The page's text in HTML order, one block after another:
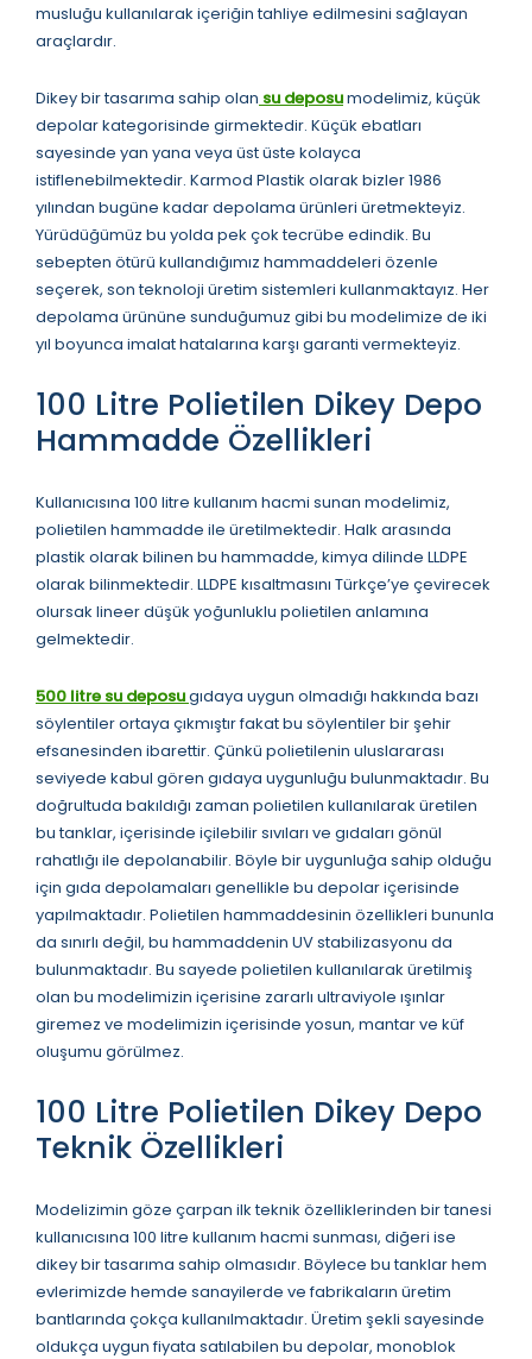
musluğu kullanılarak içeriğin tahliye edilmesini sağlayan
araçlardır.
Dikey bir tasarıma sahip olan su deposumodelimiz, küçük
depolar kategorisinde girmektedir. Küçük ebatları
sayesinde yan yana veya üst üste kolayca
istiflenebilmektedir. Karmod Plastik olarak bizler 1986
yılından bugüne kadar depolama ürünleri üretmekteyiz.
Yürüdüğümüz bu yolda pek çok tecrübe edindik. Bu
sebepten ötürü kullandığımız hammaddeleri özenle
seçerek, son teknoloji üretim sistemleri kullanmaktayız. Her
depolama ürününe sunduğumuz gibi bu modelimize de iki
yıl boyunca imalat hatalarına karşı garanti vermekteyiz.
100 Litre Polietilen Dikey Depo
Hammadde Özellikleri
Kullanıcısına 100 litre kullanım hacmi sunan modelimiz,
polietilen hammadde ile üretilmektedir. Halk arasında
plastik olarak bilinen bu hammadde, kimya dilinde LLDPE
olarak bilinmektedir. LLDPE kısaltmasını Türkçe’ye çevirecek
olursak lineer düşük yoğunluklu polietilen anlamına
gelmektedir.
500 litre su deposugıdaya uygun olmadığı hakkında bazı
söylentiler ortaya çıkmıştır fakat bu söylentiler bir şehir
efsanesinden ibarettir. Çünkü polietilenin uluslararası
seviyede kabul gören gıdaya uygunluğu bulunmaktadır. Bu
doğrultuda bakıldığı zaman polietilen kullanılarak üretilen
bu tanklar, içerisinde içilebilir sıvıları ve gıdaları gönül
rahatlığı ile depolanabilir. Böyle bir uygunluğa sahip olduğu
için gıda depolamaları genellikle bu depolar içerisinde
yapılmaktadır. Polietilen hammaddesinin özellikleri bununla
da sınırlı değil, bu hammaddenin UV stabilizasyonu da
bulunmaktadır. Bu sayede polietilen kullanılarak üretilmiş
olan bu modelimizin içerisine zararlı ultraviyole ışınlar
giremez ve modelimizin içerisinde yosun, mantar ve küf
oluşumu görülmez.
100 Litre Polietilen Dikey Depo
Teknik Özellikleri
Modelizimin göze çarpan ilk teknik özelliklerinden bir tanesi
kullanıcısına 100 litre kullanım hacmi sunması, diğeri ise
dikey bir tasarıma sahip olmasıdır. Böylece bu tanklar hem
evlerimizde hemde sanayilerde ve fabrikaların üretim
bantlarında çokça kullanılmaktadır. Üretim şekli sayesinde
oldukça uygun fiyata satılabilen bu depolar, monoblok